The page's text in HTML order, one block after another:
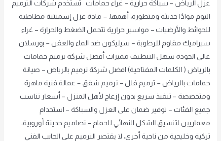
عزل الرياض – سباكة حرارية – غراء حمامات تستخدم شركات الترميم
اليوم موادًا حديثة ومتطورة، أهمها: – مادة عزل إسمنتية مطاطية
للحوائط والأرضيات – مواسير حرارية تتحمل الضغط والحرارة – غراء
سيراميك مقاوم للرطوبة – سيليكون ضد الماء والعفن – بورسلان
عالي الجودة سهل التنظيف مميزات أفضل شركة ترميم حمامات
بالرياض ( الكلمات المفتاحية) افضل شركة ترميم بالرياض – صيانة
حمامات بالرياض – ترميم فلل – ترميم شقق – عمالة فنية ماهرة
ومتخصصة – تنفيذ سريع بدون إزعاج لأهل المنزل – أسعار تناسب
جميع الفئات – توفير ضمان على العزل والسباكة – استخدام
معماريين لتنسيق الشكل النهائي للحمام – تصاميم حديثة أوروبية،
تركية وخليجية من ناحية أخرى، لا يقتصر الترميم على الجانب الفني